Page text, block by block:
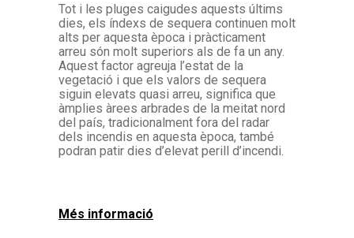
Tot i les pluges caigudes aquests últims
dies, els índexs de sequera continuen molt
alts per aquesta època i pràcticament
arreu són molt superiors als de fa un any.
Aquest factor agreuja l’estat de la
vegetació i que els valors de sequera
siguin elevats quasi arreu, significa que
àmplies àrees arbrades de la meitat nord
del país, tradicionalment fora del radar
dels incendis en aquesta època, també
podran patir dies d’elevat perill d’incendi.
Més informació